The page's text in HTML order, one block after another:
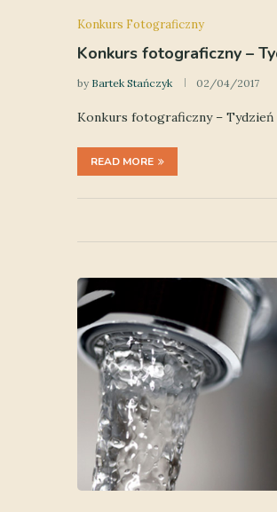
Konkurs Fotograficzny
Konkurs fotograficzny –
by Bartek Stańczyk 02/04/2017
Konkurs fotograficzny – Tydzień
READ MORE